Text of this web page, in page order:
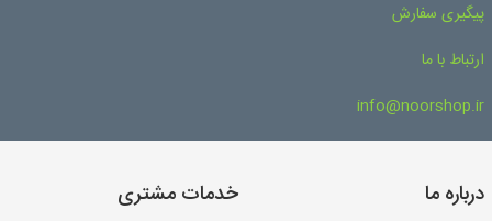
پیگیری سفارش
ارتباط با ما
info@noorshop.ir
درباره ما خدمات مشتری